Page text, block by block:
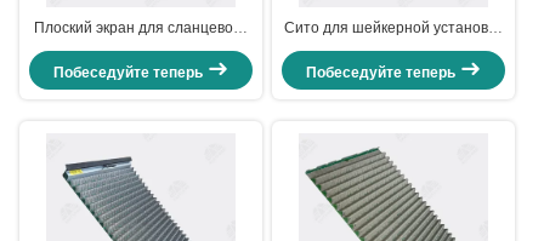
Плоский экран для сланцевого
шейкера для сланцевого
шейкера твердого контроля
Побеседуйте теперь
Сито для шейкерной установки
для контроля твердых частиц
буровой установки
Побеседуйте теперь